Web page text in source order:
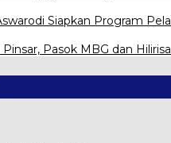
Siapkan Program
Pasok MBG dan